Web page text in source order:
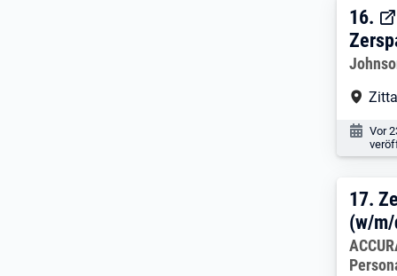
16.
16.
Vor
17.
17.
(w/